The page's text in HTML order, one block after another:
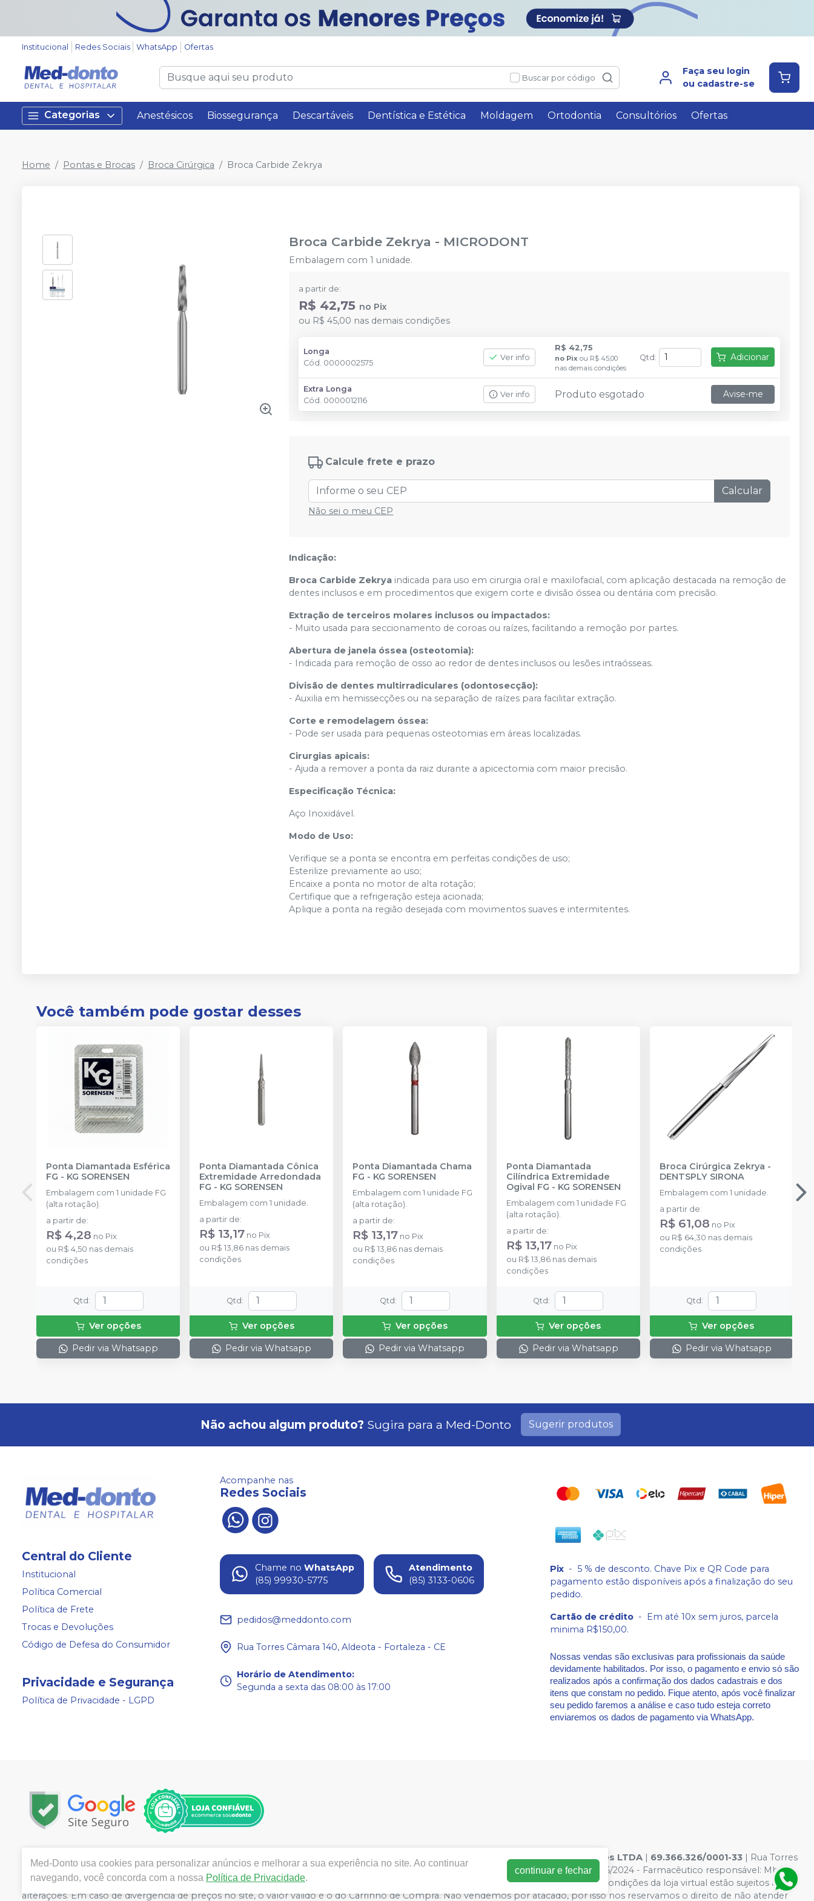
Institucional Redes Sociais WhatsApp Ofertas
Buscar por código
Faça seu login
ou cadastre-se
Categorias Anestésicos Biossegurança Descartáveis Dentística e Estética Moldagem Ortodontia Consultórios Ofertas
Home Pontas e Brocas Broca Cirúrgica Broca Carbide Zekrya
Broca Carbide Zekrya - MICRODONT
Embalagem com 1 unidade.
a partir de:
R$ 42,75 no Pix
ou R$ 45,00 nas demais condições
Longa
Cód. 0000002575
Ver info
R$ 42,75
no Pix ou R$ 45,00
nas demais condições
Qtd : Adicionar
Extra Longa
Cód. 0000012116
Ver info Produto esgotado Avise-me
Calcule frete e prazo
Calcular
Não sei o meu CEP
Indicação:
Broca Carbide Zekrya indicada para uso em cirurgia oral e maxilofacial, com aplicação destacada na remoção de
dentes inclusos e em procedimentos que exigem corte e divisão óssea ou dentária com precisão.
Extração de terceiros molares inclusos ou impactados:
- Muito usada para seccionamento de coroas ou raízes, facilitando a remoção por partes.
Abertura de janela óssea (osteotomia):
- Indicada para remoção de osso ao redor de dentes inclusos ou lesões intraósseas.
Divisão de dentes multirradiculares (odontosecção):
- Auxilia em hemissecções ou na separação de raízes para facilitar extração.
Corte e remodelagem óssea:
- Pode ser usada para pequenas osteotomias em áreas localizadas.
Cirurgias apicais:
- Ajuda a remover a ponta da raiz durante a apicectomia com maior precisão.
Especificação Técnica:
Aço Inoxidável.
Modo de Uso:
Verifique se a ponta se encontra em perfeitas condições de uso;
Esterilize previamente ao uso;
Encaixe a ponta no motor de alta rotação;
Certifique que a refrigeração esteja acionada;
Aplique a ponta na região desejada com movimentos suaves e intermitentes.
Você também pode gostar desses
Ponta Diamantada Esférica
FG - KG SORENSEN
Embalagem com 1 unidade FG
(alta rotação).
a partir de:
R$ 4,28 no Pix
ou R$ 4,50 nas demais
condições
Qtd :
Ver opções
Pedir via Whatsapp
Ponta Diamantada Cônica
Extremidade Arredondada
FG - KG SORENSEN
Embalagem com 1 unidade.
a partir de:
R$ 13,17 no Pix
ou R$ 13,86 nas demais
condições
Qtd :
Ver opções
Pedir via Whatsapp
Ponta Diamantada Chama
FG - KG SORENSEN
Embalagem com 1 unidade FG
(alta rotação).
a partir de:
R$ 13,17 no Pix
ou R$ 13,86 nas demais
condições
Qtd :
Ver opções
Pedir via Whatsapp
Ponta Diamantada
Cilíndrica Extremidade
Ogival FG - KG SORENSEN
Embalagem com 1 unidade FG
(alta rotação).
a partir de:
R$ 13,17 no Pix
ou R$ 13,86nas demais
condições
Qtd :
Ver opções
Pedir via Whatsapp
Broca Cirúrgica Zekrya -
DENTSPLY SIRONA
Embalagem com 1 unidade.
a partir de:
R$ 61,08 no Pix
ou R$ 64,30 nas demais
condições
Qtd :
Ver opções
Pedir via Whatsapp
Não achou algum produto? Sugira para a Med-Donto Sugerir produtos
Central do Cliente
Institucional
Política Comercial
Política de Frete
Trocas e Devoluções
Código de Defesa do Consumidor
Privacidade e Segurança
Política de Privacidade - LGPD
Acompanhe nas
Redes Sociais
Chame no WhatsApp
(85) 99930-5775
Atendimento
(85) 3133-0606
pedidos@meddonto.com
Rua Torres Câmara 140, Aldeota - Fortaleza - CE
Horário de Atendimento:
Segunda a sexta das 08:00 às 17:00
Pix - 5 % de desconto. Chave Pix e QR Code para
pagamento estão disponíveis após a finalização do seu
pedido.
Cartão de crédito - Em até 10x sem juros, parcela
minima R$150,00.
Nossas vendas são exclusivas para profissionais da saúde
devidamente habilitados. Por isso, o pagamento e envio só são
realizados após a confirmação dos dados cadastrais e dos
itens que constam no pedido. Fique atento, após você finalizar
seu pedido faremos a análise e caso tudo esteja correto
enviaremos os dados de pagamento via WhatsApp.
Copyright © 2024 | Todos os direitos reservados | www.meddonto.com.br.com.br | Med-donto Comércio de produtos hospitalares LTDA | 69.366.326/0001-33 | Rua Torres
Câmara 140, Bairro: Aldeota- Fortaleza / CE - CEP 60150-060 | Autorizações de Funcionamento ANVISA - Medicamentos: AF00132046/2024 - Farmacêutico responsável: Mhara
Ticianne Ribeiro de Almeida Queiros CRF/CE: 9118 | Política de Privacidade e Segurança - Fotos meramente ilustrativas - Os preços e condições da loja virtual estão sujeitos a
alterações. Em caso de divergência de preços no site, o valor válido é o do Carrinho de Compra. Não vendemos por atacado, por isso nos reservamos o direito de não atender
Med-Donto usa cookies para personalizar anúncios e melhorar a sua experiência no site. Ao continuar
navegando, você concorda com a nossa Política de Privacidade.
continuar e fechar